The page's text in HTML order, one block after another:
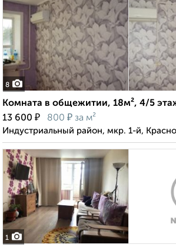
8
Комната в общежитии, 18м², 4/5
13 600 ₽ 800 ₽ за м²
Индустриальный район, мкр. 1-й,
1